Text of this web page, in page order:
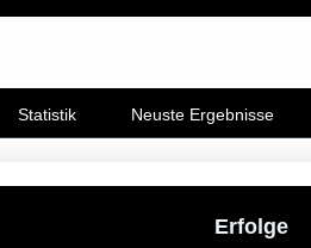
Statistik Neuste Ergebnisse
Erfolge